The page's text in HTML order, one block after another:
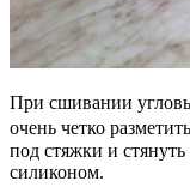
При сшивании
очень четко
под стяжки и стянуть
силиконом.